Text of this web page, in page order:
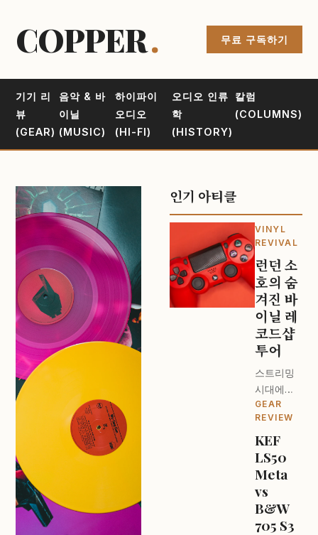
COPPER. 무료 구독하기
기기 리
뷰
(GEAR)
음악 & 바
이닐
(MUSIC)
하이파이
오디오
(HI-FI)
오디오 인류
학
(HISTORY)
칼럼
(COLUMNS)
인기 아티클
VINYL
REVIVAL
런던 소
호의 숨
겨진 바
이닐 레
코드샵
투어
스트리밍
시대에도
턴테이블
이 돌아가
는 이유. 런
던 오디오
파일들의
성지를 찾
아서.
GEAR
REVIEW
KEF
LS50
Meta
vs
B&W
705 S3